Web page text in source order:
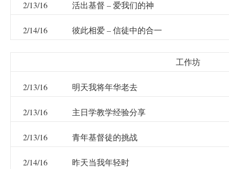
2/13/16 活出基督 – 爱我们的神
2/14/16 彼此相爱 – 信徒中的合一
工作坊
2/13/16 明天我将年华老去
2/13/16 主日学教学经验分享
2/13/16 青年基督徒的挑战
2/14/16 昨天当我年轻时